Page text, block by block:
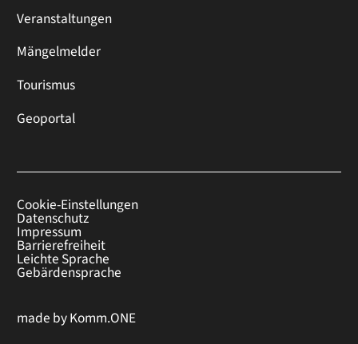
Veranstaltungen
Mängelmelder
Tourismus
Geoportal
Cookie-Einstellungen
Datenschutz
Impressum
Barrierefreiheit
Leichte Sprache
Gebärdensprache
made byKomm.ONE